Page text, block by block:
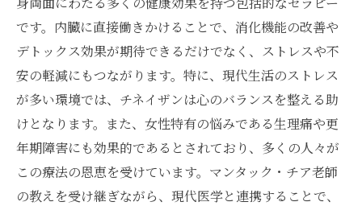
です。内臓に直接働きかけることで、消化機能の改善や
デトックス効果が期待できるだけでなく、ストレスや不
安の軽減にもつながります。特に、現代生活のストレス
が多い環境では、チネイザンは心のバランスを整える助
けとなります。また、女性特有の悩みである生理痛や更
年期障害にも効果的であるとされており、多くの人々が
この療法の恩恵を受けています。マンタック・チア老師
の教えを受け継ぎながら、現代医学と連携することで、